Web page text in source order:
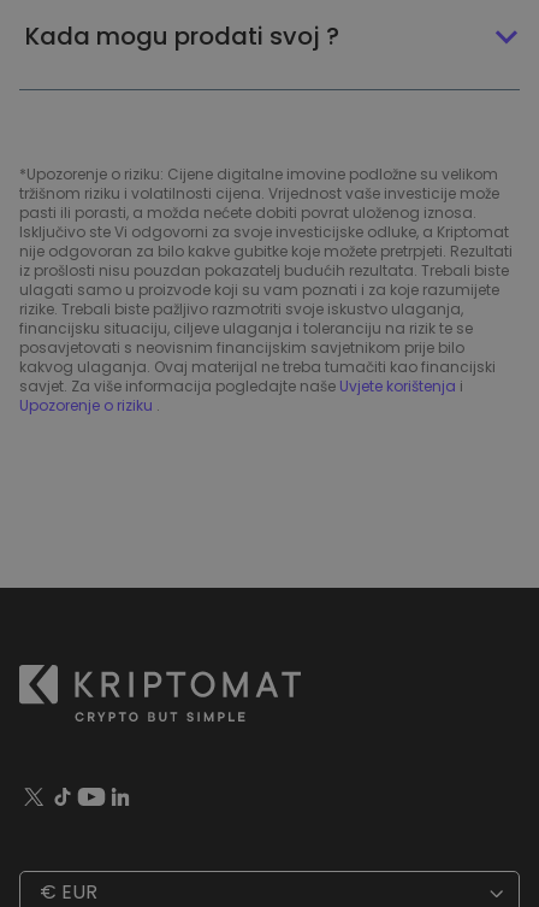
Kada mogu prodati svoj ?
*Upozorenje o riziku: Cijene digitalne imovine podložne su velikom
tržišnom riziku i volatilnosti cijena. Vrijednost vaše investicije može
pasti ili porasti, a možda nećete dobiti povrat uloženog iznosa.
Isključivo ste Vi odgovorni za svoje investicijske odluke, a Kriptomat
nije odgovoran za bilo kakve gubitke koje možete pretrpjeti. Rezultati
iz prošlosti nisu pouzdan pokazatelj budućih rezultata. Trebali biste
ulagati samo u proizvode koji su vam poznati i za koje razumijete
rizike. Trebali biste pažljivo razmotriti svoje iskustvo ulaganja,
financijsku situaciju, ciljeve ulaganja i toleranciju na rizik te se
posavjetovati s neovisnim financijskim savjetnikom prije bilo
kakvog ulaganja. Ovaj materijal ne treba tumačiti kao financijski
savjet. Za više informacija pogledajte naše Uvjete korištenja i
Upozorenje o riziku .
€ EUR